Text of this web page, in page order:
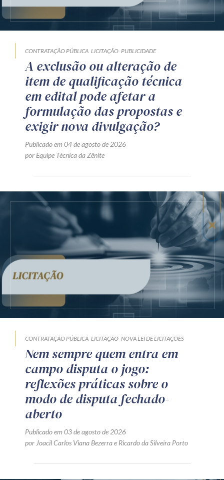
CONTRATAÇÃO PÚBLICA LICITAÇÃO PUBLICIDADE
A exclusão ou alteração de
item de qualificação técnica
em edital pode afetar a
formulação das propostas e
exigir nova divulgação?
Publicado em 04 de agosto de 2026
por Equipe Técnica da Zênite
CONTRATAÇÃO PÚBLICA LICITAÇÃO NOVA LEI DE LICITAÇÕES
Nem sempre quem entra em
campo disputa o jogo:
reflexões práticas sobre o
modo de disputa fechado-
aberto
Publicado em 03 de agosto de 2026
porJoacil Carlos Viana Bezerrae Ricardo da Silveira Porto